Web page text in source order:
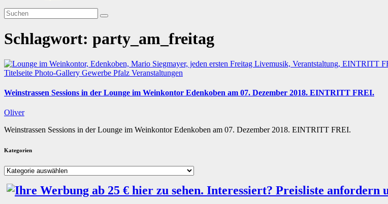
Schlagwort: party_am_freitag
Titelseite Photo-Gallery Gewerbe Pfalz Veranstaltungen
Weinstrassen Sessions in der Lounge im Weinkontor Edenkoben am 07. Dezember 2018. EINTRITT FREI.
Oliver
Weinstrassen Sessions in der Lounge im Weinkontor Edenkoben am 07. Dezember 2018. EINTRITT FREI.
Kategorien
Kategorien